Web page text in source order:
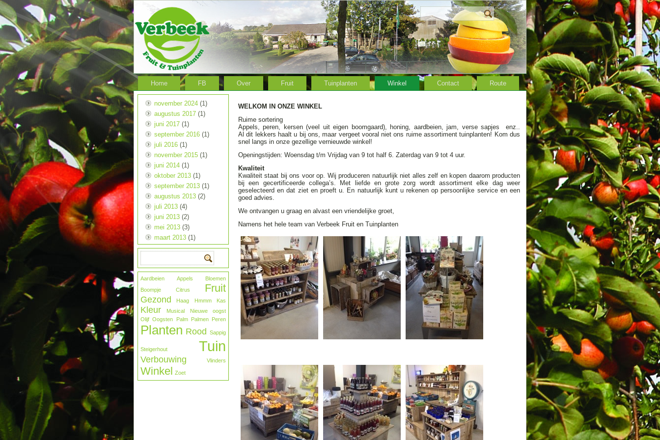
Home FB Over Fruit Tuinplanten Winkel Contact Route
november 2024 (1)
augustus 2017 (1)
juni 2017 (1)
september 2016 (1)
juli 2016 (1)
november 2015 (1)
juni 2014 (1)
oktober 2013 (1)
september 2013 (1)
augustus 2013 (2)
juli 2013 (4)
juni 2013 (2)
mei 2013 (3)
maart 2013 (1)
Aardbeien Appels
Bloemen
Boompje
Citrus Fruit
Gezond Haag Hmmm Kas
Kleur Musical
Nieuwe oogst
Olijf Oogsten Palm Palmen Peren
Planten Rood Sappig
Steigerhout Tuin
Verbouwing Vlinders
Winkel Zoet
WELKOM IN ONZE WINKEL
Ruime sortering
Appels, peren, kersen (veel uit eigen boomgaard), honing, aardbeien, jam, verse sapjes enz..
Al dit lekkers haalt u bij ons, maar vergeet vooral niet ons ruime assortiment tuinplanten! Kom dus
snel langs in onze gezellige vernieuwde winkel!
Openingstijden: Woensdag t/m Vrijdag van 9 tot half 6. Zaterdag van 9 tot 4 uur.
Kwaliteit
Kwaliteit staat bij ons voor op. Wij produceren natuurlijk niet alles zelf en kopen daarom producten
bij een gecertificeerde collega’s. Met liefde en grote zorg wordt assortiment elke dag weer
geselecteerd en dat ziet en proeft u. En natuurlijk kunt u rekenen op persoonlijke service en een
goed advies.
We ontvangen u graag en alvast een vriendelijke groet,
Namens het hele team van Verbeek Fruit en Tuinplanten